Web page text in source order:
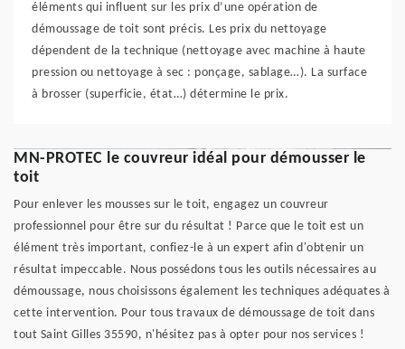
éléments qui influent sur les prix d’une opération de
démoussage de toit sont précis. Les prix du nettoyage
dépendent de la technique (nettoyage avec machine à haute
pression ou nettoyage à sec : ponçage, sablage…). La surface
à brosser (superficie, état…) détermine le prix.
MN-PROTEC le couvreur idéal pour démousser le
toit
Pour enlever les mousses sur le toit, engagez un couvreur
professionnel pour être sur du résultat ! Parce que le toit est un
élément très important, confiez-le à un expert afin d'obtenir un
résultat impeccable. Nous possédons tous les outils nécessaires au
démoussage, nous choisissons également les techniques adéquates à
cette intervention. Pour tous travaux de démoussage de toit dans
tout Saint Gilles 35590, n'hésitez pas à opter pour nos services !